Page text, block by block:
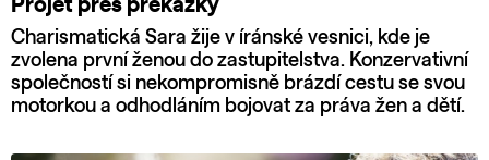
Projet přes překážky
Charismatická Sara žije v íránské vesnici, kde je
zvolena první ženou do zastupitelstva. Konzervativní
společností si nekompromisně brázdí cestu se svou
motorkou a odhodláním bojovat za práva žen a dětí.